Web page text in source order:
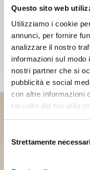
Questo sito web
Utilizziamo i cookie
annunci, per fornire
analizzare il nostro
informazioni sul
nostri partner che si
pubblicità e social
con altre informazioni
raccolto dal tuo
delStrettamente
Scopri le